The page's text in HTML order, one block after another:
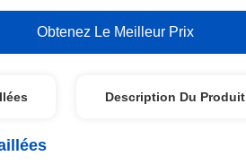
Obtenez Le Meilleur Prix
Description Du Produit